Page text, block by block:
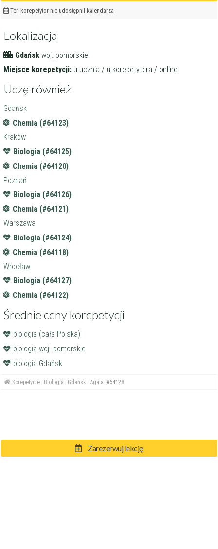
Zarezerwuj lekcję
Ten korepetytor nie udostępnił kalendarza
Lokalizacja
Gdańsk woj. pomorskie
Miejsce korepetycji: u ucznia / u korepetytora / online
Uczę również
Gdańsk
Chemia (#64123)
Kraków
Biologia (#64125)
Chemia (#64120)
Poznań
Biologia (#64126)
Chemia (#64121)
Warszawa
Biologia (#64124)
Chemia (#64118)
Wrocław
Biologia (#64127)
Chemia (#64122)
Średnie ceny korepetycji
biologia (cała Polska)
biologia woj. pomorskie
biologia Gdańsk
Korepetycje Biologia Gdańsk Agata #64128